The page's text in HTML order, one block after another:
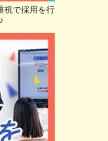
視で採用を行